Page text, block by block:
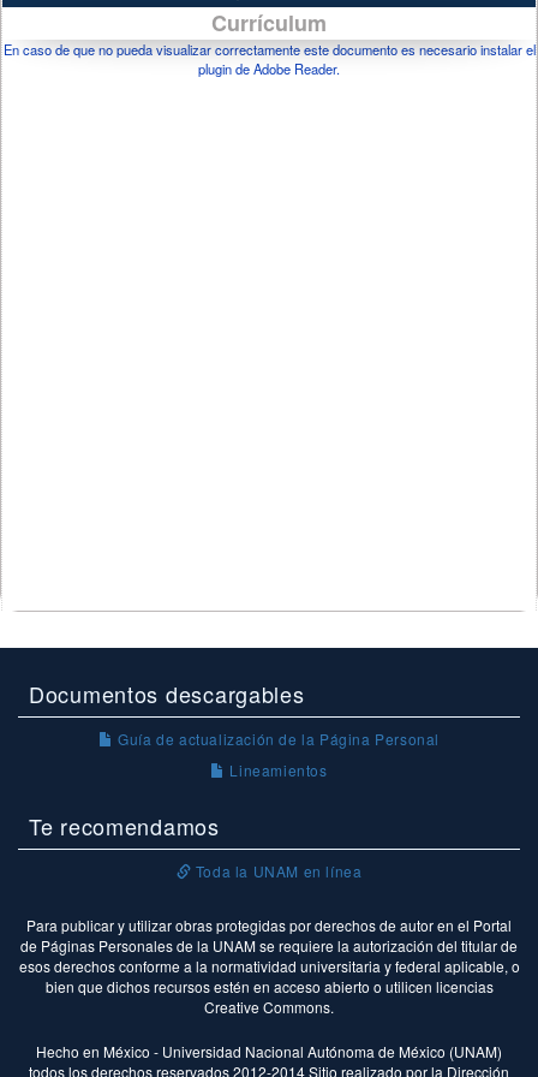
Currículum
En caso de que no pueda visualizar correctamente este documento es necesario instalar el
plugin de Adobe Reader.
Documentos descargables
Guía de actualización de la Página Personal
Lineamientos
Te recomendamos
Toda la UNAM en línea
Para publicar y utilizar obras protegidas por derechos de autor en el Portal
de Páginas Personales de la UNAM se requiere la autorización del titular de
esos derechos conforme a la normatividad universitaria y federal aplicable, o
bien que dichos recursos estén en acceso abierto o utilicen licencias
Creative Commons.
Hecho en México - Universidad Nacional Autónoma de México (UNAM)
todos los derechos reservados 2012-2014 Sitio realizado por la Dirección